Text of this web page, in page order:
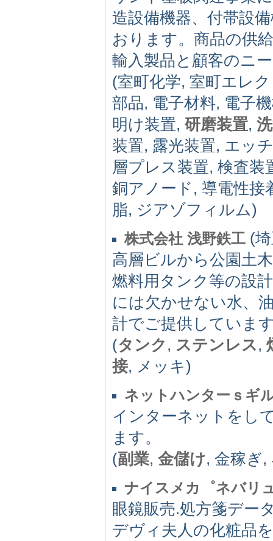
造設備機器、付帯設
おります。商品の供
輸入製品と顧客のニ
(室町化学, 室町エレ
部品, 電子材料, 電子
明け装置, 研磨装置,
装置, 露光装置, エッ
層プレス装置, 検査装
銅アノード, 導電性接
脂, ジアゾフィルム)
株式会社 浅野鉄工 (
高層ビルから公園土
燃料用タンク等の設
には欠かせない水、
計でご提供していま
(タンク , ステンレス,
接, メッキ)
ネットハンターｓギ
インターネットをし
ます。
(副業, 金儲け, 金稼ぎ,
ナイスメカ゜ネバリ
眼鏡販売.処方箋デー
デヴィ夫人の化粧品